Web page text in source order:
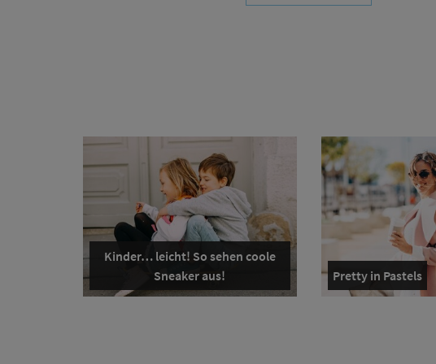
Kinder… leicht! So sehen coole
Sneaker aus!
Pretty in Pastels